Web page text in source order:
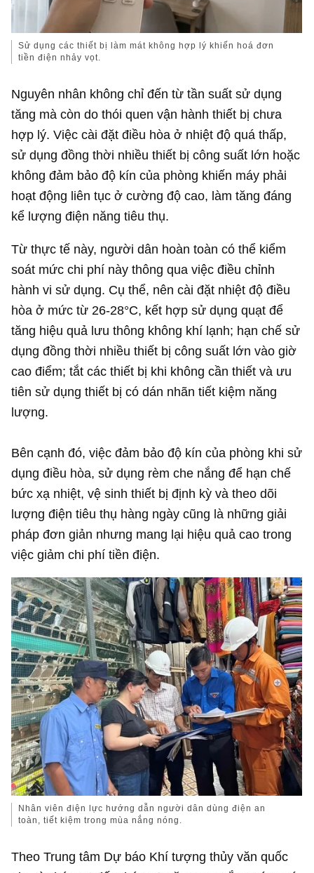
Sử dụng các thiết bị làm mát không hợp lý khiến hoá đơn
tiền điện nhảy vọt.
Nguyên nhân không chỉ đến từ tần suất sử dụng
tăng mà còn do thói quen vận hành thiết bị chưa
hợp lý. Việc cài đặt điều hòa ở nhiệt độ quá thấp,
sử dụng đồng thời nhiều thiết bị công suất lớn hoặc
không đảm bảo độ kín của phòng khiến máy phải
hoạt động liên tục ở cường độ cao, làm tăng đáng
kể lượng điện năng tiêu thụ.
Từ thực tế này, người dân hoàn toàn có thể kiểm
soát mức chi phí này thông qua việc điều chỉnh
hành vi sử dụng. Cụ thể, nên cài đặt nhiệt độ điều
hòa ở mức từ 26-28°C, kết hợp sử dụng quạt để
tăng hiệu quả lưu thông không khí lạnh; hạn chế sử
dụng đồng thời nhiều thiết bị công suất lớn vào giờ
cao điểm; tắt các thiết bị khi không cần thiết và ưu
tiên sử dụng thiết bị có dán nhãn tiết kiệm năng
lượng.
Bên cạnh đó, việc đảm bảo độ kín của phòng khi sử
dụng điều hòa, sử dụng rèm che nắng để hạn chế
bức xạ nhiệt, vệ sinh thiết bị định kỳ và theo dõi
lượng điện tiêu thụ hàng ngày cũng là những giải
pháp đơn giản nhưng mang lại hiệu quả cao trong
việc giảm chi phí tiền điện.
Nhân viên điện lực hướng dẫn người dân dùng điện an
toàn, tiết kiệm trong mùa nắng nóng.
Theo Trung tâm Dự báo Khí tượng thủy văn quốc